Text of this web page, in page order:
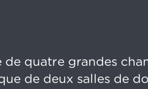
de quatre grandes
de deux salles de